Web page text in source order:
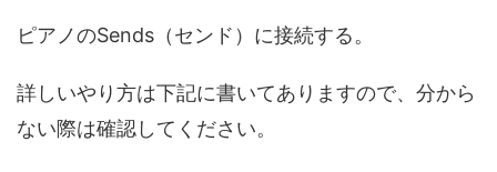
ピアノのSends（センド）に接続する。
詳しいやり方は下記に書いてありますので、分から
ない際は確認してください。